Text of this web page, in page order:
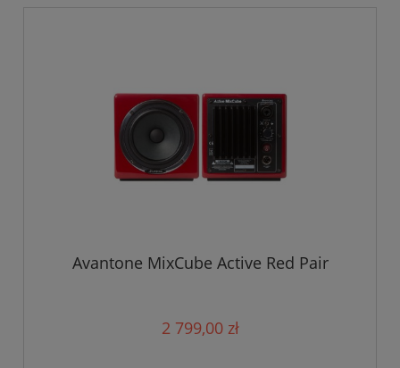
Avantone MixCube Active Red Pair
2 799,00 zł